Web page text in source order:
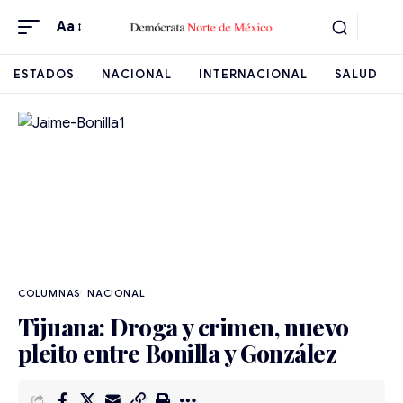
Aa
ESTADOS NACIONAL INTERNACIONAL SALUD
NACIONAL
Tijuana: Droga y crimen, nuevo
pleito entre Bonilla y González